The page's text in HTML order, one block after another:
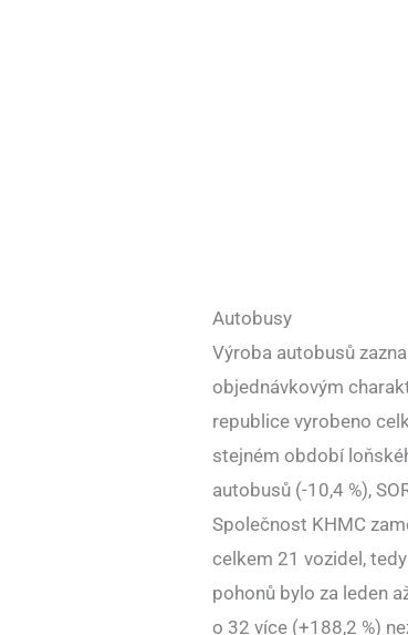
Autobusy
Výroba autobusů
objednávkovým
republice vyrobeno
stejném období
autobusů (-10,4 %),
Společnost KHMC
celkem 21 vozidel,
pohonů bylo za leden
o 32 více (+188,2 %)